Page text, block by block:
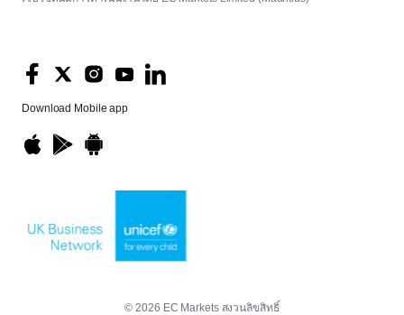
Download Mobile app
© 2026 EC Markets สงวนลิขสิทธิ์